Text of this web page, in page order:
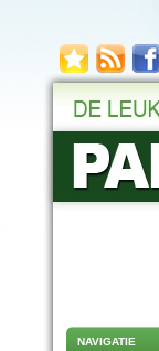
NAVIGATIE